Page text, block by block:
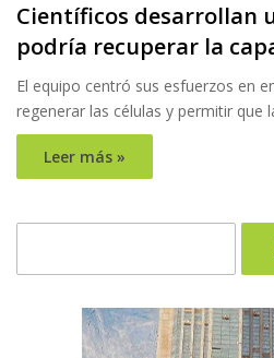
Científicos desarrollan
podría recuperar la
El equipo centró sus esfuerzos en
regenerar las células y permitir que
Leer más »